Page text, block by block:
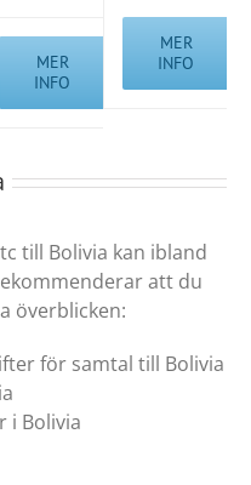
MER
INFO
MER
INFO
till Bolivia kan ibland
att du
överblicken:
för samtal till Bolivia
i Bolivia